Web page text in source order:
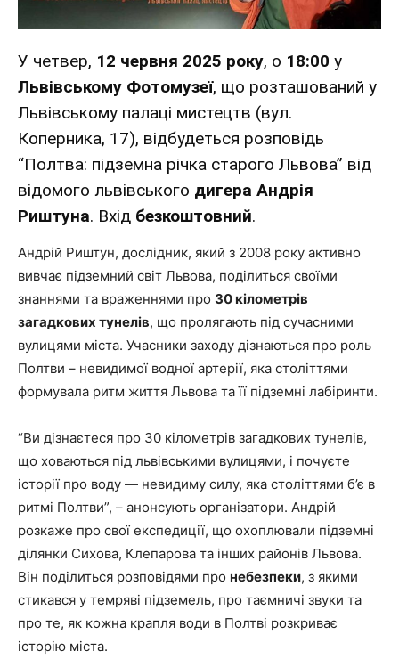
У четвер, 12 червня 2025 року, о 18:00 у
Львівському Фотомузеї, що розташований у
Львівському палаці мистецтв (вул.
Коперника, 17), відбудеться розповідь
“Полтва: підземна річка старого Львова” від
відомого львівського дигера Андрія
Риштуна. Вхід безкоштовний.
Андрій Риштун, дослідник, який з 2008 року активно
вивчає підземний світ Львова, поділиться своїми
знаннями та враженнями про 30 кілометрів
загадкових тунелів, що пролягають під сучасними
вулицями міста. Учасники заходу дізнаються про роль
Полтви – невидимої водної артерії, яка століттями
формувала ритм життя Львова та її підземні лабіринти.
“Ви дізнаєтеся про 30 кілометрів загадкових тунелів,
що ховаються під львівськими вулицями, і почуєте
історії про воду — невидиму силу, яка століттями б’є в
ритмі Полтви”, – анонсують організатори. Андрій
розкаже про свої експедиції, що охоплювали підземні
ділянки Сихова, Клепарова та інших районів Львова.
Він поділиться розповідями про небезпеки, з якими
стикався у темряві підземель, про таємничі звуки та
про те, як кожна крапля води в Полтві розкриває
історію міста.